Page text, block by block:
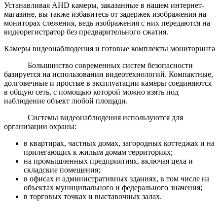
Устанавливая AHD камеры, заказанные в нашем интернет-
магазине, вы также избавитесь от задержек изображения на
мониторах слежения, ведь изображения с них передаются на
видеорегистратор без предварительного сжатия.
Камеры видеонаблюдения и готовые комплекты мониторинга
Большинство современных систем безопасности
базируется на использовании видеотехнологий. Компактные,
долговечные и простые в эксплуатации камеры соединяются
в общую сеть, с помощью которой можно взять под
наблюдение объект любой площади.
Системы видеонаблюдения используются для
организации охраны:
в квартирах, частных домах, загородных коттеджах и на
прилегающих к жилым домам территориях;
на промышленных предприятиях, включая цеха и
складские помещения;
в офисах и административных зданиях, в том числе на
объектах муниципального и федерального значения;
в торговых точках и выставочных залах.